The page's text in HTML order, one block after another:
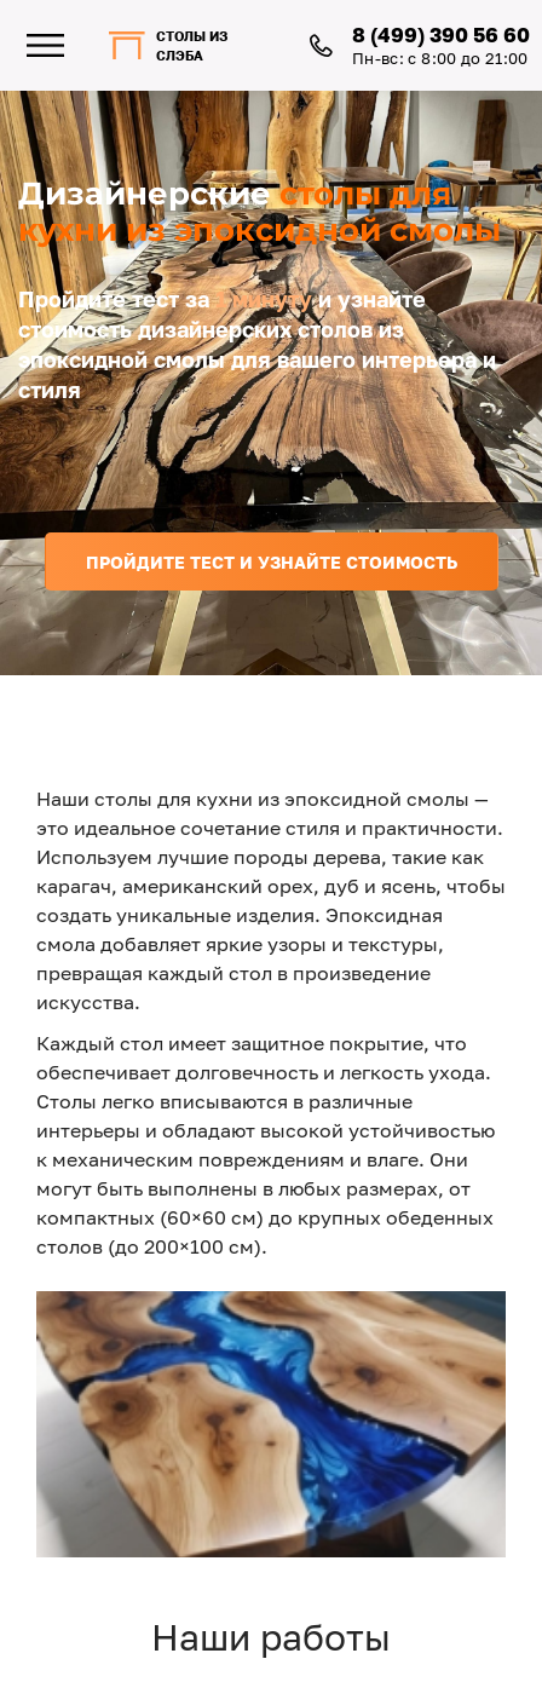
СТОЛЫ ИЗ
СЛЭБА
8 (499) 390 56 60
Пн-вс: с 8:00 до 21:00
Дизайнерскиестолы для
кухни из эпоксидной смолы
Пройдите тест за1 минутуи узнайте
стоимость дизайнерских столов из
эпоксидной смолы для вашего интерьера и
стиля
ПРОЙДИТЕ ТЕСТ И УЗНАЙТЕ СТОИМОСТЬ
Наши столы для кухни из эпоксидной смолы —
это идеальное сочетание стиля и практичности.
Используем лучшие породы дерева, такие как
карагач, американский орех, дуб и ясень, чтобы
создать уникальные изделия. Эпоксидная
смола добавляет яркие узоры и текстуры,
превращая каждый стол в произведение
искусства.
Каждый стол имеет защитное покрытие, что
обеспечивает долговечность и легкость ухода.
Столы легко вписываются в различные
интерьеры и обладают высокой устойчивостью
к механическим повреждениям и влаге. Они
могут быть выполнены в любых размерах, от
компактных (60×60 см) до крупных обеденных
столов (до 200×100 см).
Наши работы